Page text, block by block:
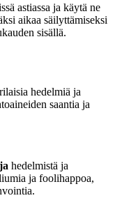
astiassa ja käytä ne
aikaa säilyttämiseksi
sisällä.
hedelmiä ja
saantia ja
hedelmistä ja
ja foolihappoa,